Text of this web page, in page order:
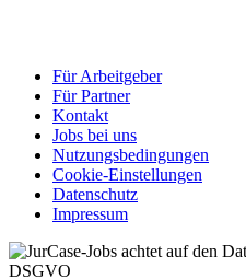
Für Arbeitgeber
Für Partner
Kontakt
Jobs bei uns
Nutzungsbedingungen
Cookie-Einstellungen
Datenschutz
Impressum